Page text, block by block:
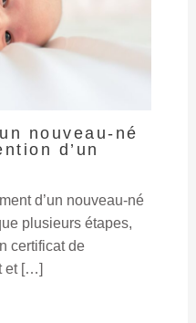
nouveau-né
d’un
d’un nouveau-né
plusieurs étapes,
certificat de
et […]